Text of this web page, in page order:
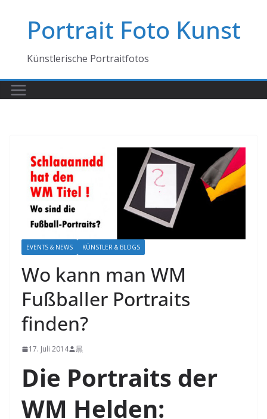
springenPortrait Foto Kunst
Künstlerische Portraitfotos
EVENTS & NEWS KÜNSTLER & BLOGS
Wo kann man WM
Fußballer Portraits
finden?
17. Juli 2014 黒
Die Portraits der
WM Helden: